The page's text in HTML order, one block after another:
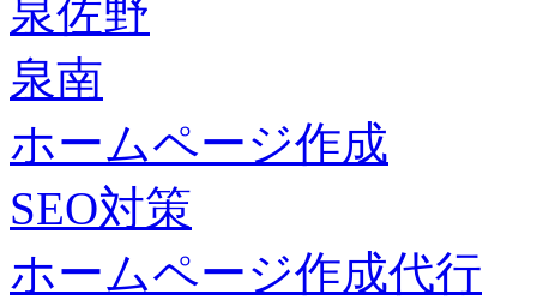
泉佐野
泉南
ホームページ作成
SEO対策
ホームページ作成代行